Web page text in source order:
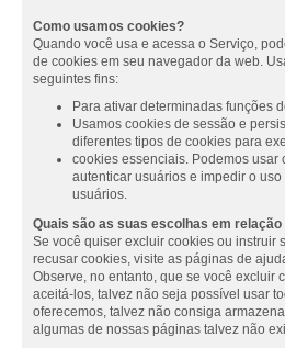
Como usamos cookies?
Quando você usa e acessa o Serviço,
de cookies em seu navegador da web.
seguintes fins:
Para ativar determinadas funções
Usamos cookies de sessão e
diferentes tipos de cookies para
cookies essenciais. Podemos usar
autenticar usuários e impedir o
usuários.
Quais são as suas escolhas em
Se você quiser excluir cookies ou instruir
recusar cookies, visite as páginas de
Observe, no entanto, que se você excluir
aceitá-los, talvez não seja possível usar
oferecemos, talvez não consiga
algumas de nossas páginas talvez não